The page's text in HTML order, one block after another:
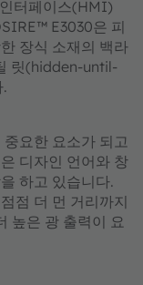
터페이스(HMI)
E3030은 피
장식 소재의 백라
릿(hidden-until-
요한 요소가 되고
디자인 언어와 창
하고 있습니다.
점 더 먼 거리까지
높은 광 출력이 요